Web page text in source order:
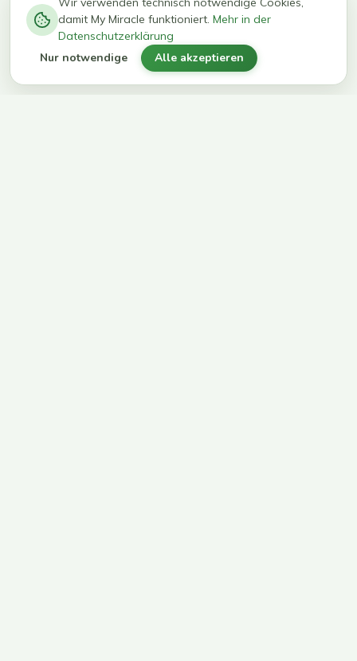
kg in 12
Wochen
erreichen
ihr Ziel
damit My Miracle funktioniert. Mehr in der
Datenschutzerklärung
Nur notwendige Alle akzeptieren